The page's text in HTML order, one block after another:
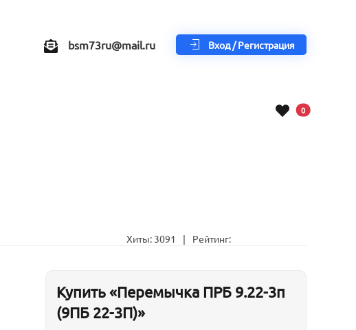
bsm73ru@mail.ru Вход / Регистрация
0В корзину
Хиты: 3091 | Рейтинг:
Купить «Перемычка ПРБ 9.22-3п
(9ПБ 22-3П)»